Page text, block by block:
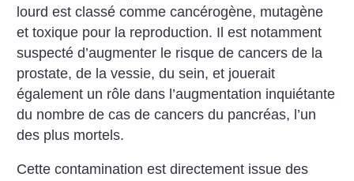
lourd est classé comme cancérogène, mutagène
et toxique pour la reproduction. Il est notamment
suspecté d’augmenter le risque de cancers de la
prostate, de la vessie, du sein, et jouerait
également un rôle dans l’augmentation inquiétante
du nombre de cas de cancers du pancréas, l’un
des plus mortels.
Cette contamination est directement issue des